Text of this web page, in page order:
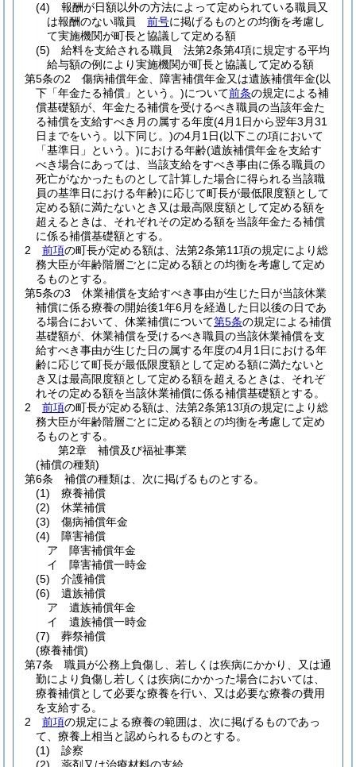
(4)
報酬が日額以外の方法によって定められている職員又
は報酬のない職員 前号に掲げるものとの均衡を考慮し
て実施機関が町長と協議して定める額
(5)
給料を支給される職員 法第2条第4項に規定する平均
給与額の例により実施機関が町長と協議して定める額
第5条の2
傷病補償年金、障害補償年金又は遺族補償年金(以
下「年金たる補償」という。)について前条の規定による補
償基礎額が、年金たる補償を受けるべき職員の当該年金た
る補償を支給すべき月の属する年度(4月1日から翌年3月31
日までをいう。以下同じ。)の4月1日(以下この項において
「基準日」という。)における年齢(遺族補償年金を支給す
べき場合にあっては、当該支給をすべき事由に係る職員の
死亡がなかったものとして計算した場合に得られる当該職
員の基準日における年齢)に応じて町長が最低限度額として
定める額に満たないとき又は最高限度額として定める額を
超えるときは、それぞれその定める額を当該年金たる補償
に係る補償基礎額とする。
2
前項の町長が定める額は、法第2条第11項の規定により総
務大臣が年齢階層ごとに定める額との均衡を考慮して定め
るものとする。
第5条の3
休業補償を支給すべき事由が生じた日が当該休業
補償に係る療養の開始後1年6月を経過した日以後の日であ
る場合において、休業補償について第5条の規定による補償
基礎額が、休業補償を受けるべき職員の当該休業補償を支
給すべき事由が生じた日の属する年度の4月1日における年
齢に応じて町長が最低限度額として定める額に満たないと
き又は最高限度額として定める額を超えるときは、それぞ
れその定める額を当該休業補償に係る補償基礎額とする。
2
前項の町長が定める額は、法第2条第13項の規定により総
務大臣が年齢階層ごとに定める額との均衡を考慮して定め
るものとする。
第2章
補償及び福祉事業
(補償の種類)
第6条
補償の種類は、次に掲げるものとする。
(1)
療養補償
(2)
休業補償
(3)
傷病補償年金
(4)
障害補償
ア
障害補償年金
イ
障害補償一時金
(5)
介護補償
(6)
遺族補償
ア
遺族補償年金
イ
遺族補償一時金
(7)
葬祭補償
(療養補償)
第7条
職員が公務上負傷し、若しくは疾病にかかり、又は通
勤により負傷し若しくは疾病にかかった場合においては、
療養補償として必要な療養を行い、又は必要な療養の費用
を支給する。
2
前項の規定による療養の範囲は、次に掲げるものであっ
て、療養上相当と認められるものとする。
(1)
診察